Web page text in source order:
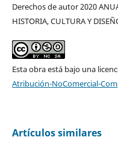
Derechos de autor 2020
HISTORIA, CULTURA Y
Esta obra está bajo una
Atribución-NoComercial-
Artículos similares